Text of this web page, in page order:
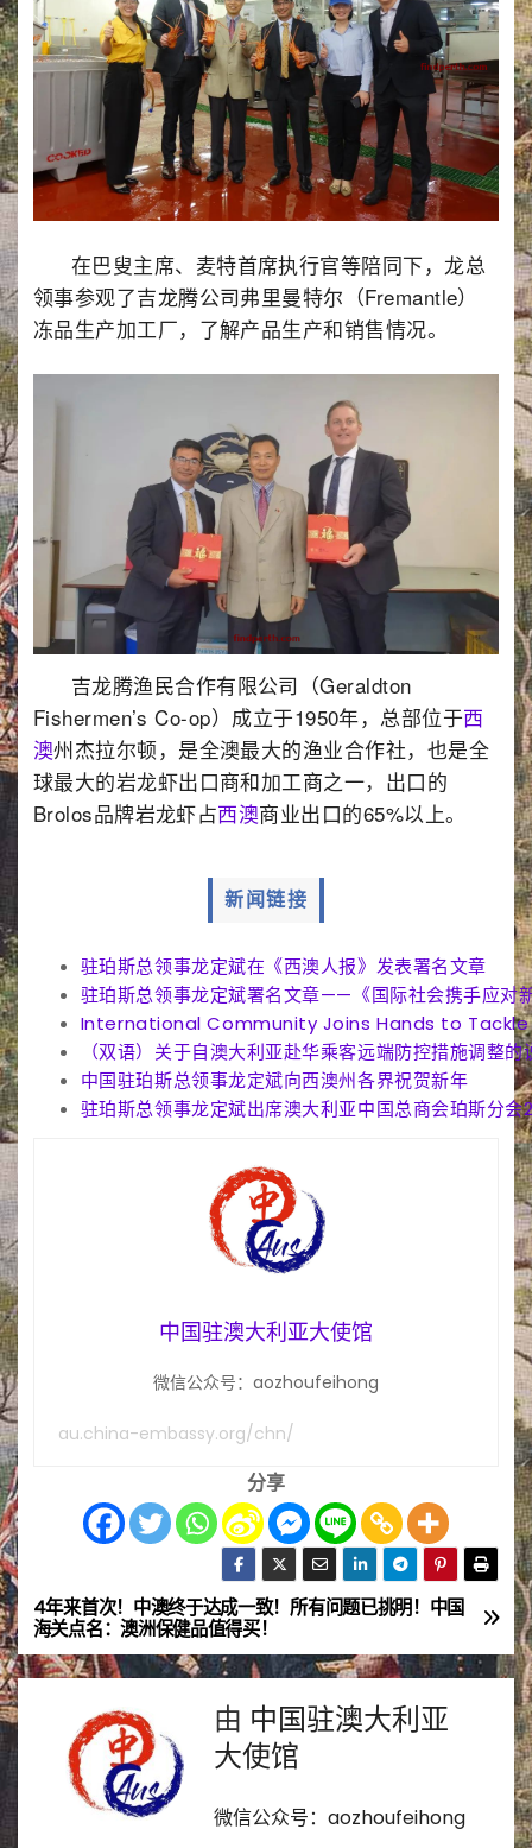
在巴叟主席、麦特首席执行官等陪同下，龙总
领事参观了吉龙腾公司弗里曼特尔（Fremantle）
冻品生产加工厂，了解产品生产和销售情况。
吉龙腾渔民合作有限公司（Geraldton
Fishermen’s Co-op）成立于1950年，总部位于西
澳州杰拉尔顿，是全澳最大的渔业合作社，也是全
球最大的岩龙虾出口商和加工商之一，出口的
Brolos品牌岩龙虾占西澳商业出口的65%以上。
新闻链接
驻珀斯总领事龙定斌在《西澳人报》发表署名文章
驻珀斯总领事龙定斌署名文章——《国际社会携手应对
International Community Joins Hands to Tackle
（双语）关于自澳大利亚赴华乘客远端防控措施调整的
中国驻珀斯总领事龙定斌向西澳州各界祝贺新年
驻珀斯总领事龙定斌出席澳大利亚中国总商会珀斯分会
中国驻澳大利亚大使馆
微信公众号：aozhoufeihong
au.china-embassy.org/chn/
分享
文
章
航
4年来首次！中澳终于达成一致！所有问题已挑明！中国
海关点名：澳洲保健品值得买！
由 中国驻澳大利亚
大使馆
微信公众号：aozhoufeihong